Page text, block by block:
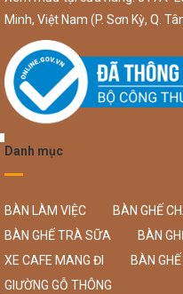
Minh, Việt Nam (P. Sơn Kỳ, Q.
Danh mục
BÀN LÀM VIỆC BÀN GHẾ
BÀN GHẾ TRÀ SỮA
BÀN
XE CAFE MANG ĐI
BÀN
GIƯỜNG GỖ THÔNG